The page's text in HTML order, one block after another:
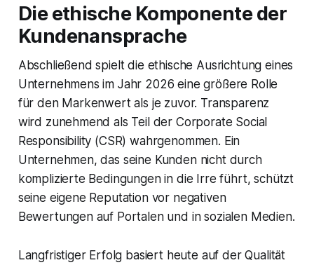
Die ethische Komponente der
Kundenansprache
Abschließend spielt die ethische Ausrichtung eines
Unternehmens im Jahr 2026 eine größere Rolle
für den Markenwert als je zuvor. Transparenz
wird zunehmend als Teil der Corporate Social
Responsibility (CSR) wahrgenommen. Ein
Unternehmen, das seine Kunden nicht durch
komplizierte Bedingungen in die Irre führt, schützt
seine eigene Reputation vor negativen
Bewertungen auf Portalen und in sozialen Medien.
Langfristiger Erfolg basiert heute auf der Qualität